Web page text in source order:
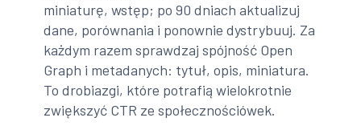
miniaturę, wstęp; po 90 dniach aktualizuj
dane, porównania i ponownie dystrybuuj. Za
każdym razem sprawdzaj spójność Open
Graph i metadanych: tytuł, opis, miniatura.
To drobiazgi, które potrafią wielokrotnie
zwiększyć CTR ze społecznościówek.